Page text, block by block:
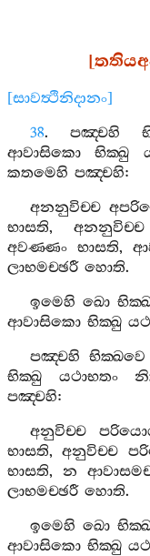
[
[සාවත්‍ථිනිදානං]
38. පඤ‍්චහි
ආවාසිකො
භික‍්ඛු
කතමෙහි පඤ‍්චහි:
අනනුවිච‍්ච
භාසති, අනනුවිච‍්ච
අවණ‍්ණං භාසති,
ලාභමච‍්ඡරී හොති.
ඉමෙහි ඛො
ආවාසිකො භික‍්ඛු
පඤ‍්චහි භික‍්ඛවෙ
භික‍්ඛු
යථාභතං
පඤ‍්චහි:
අනුවිච‍්ච
භාසති,අනුවිච‍්ච
භාසති, න
ලාභමච‍්ඡරී හොති.
ඉමෙහි ඛො
ආවාසිකො භික‍්ඛු